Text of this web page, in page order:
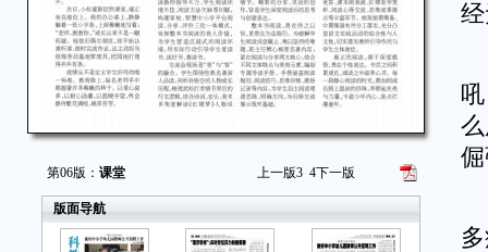
第06版： 课堂 上一版3 4下一版
版面导航